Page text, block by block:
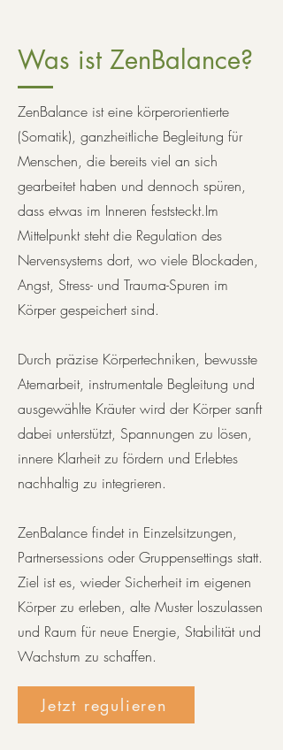
Was ist ZenBalance?
ZenBalance ist eine körperorientierte
(Somatik), ganzheitliche Begleitung für
Menschen, die bereits viel an sich
gearbeitet haben und dennoch spüren,
dass etwas im Inneren feststeckt.Im
Mittelpunkt steht die Regulation des
Nervensystems dort, wo viele Blockaden,
Angst, Stress- und Trauma-Spuren im
Körper gespeichert sind.
Durch präzise Körpertechniken, bewusste
Atemarbeit, instrumentale Begleitung und
ausgewählte Kräuter wird der Körper sanft
dabei unterstützt, Spannungen zu lösen,
innere Klarheit zu fördern und Erlebtes
nachhaltig zu integrieren.
ZenBalance findet in Einzelsitzungen,
Partnersessions oder Gruppensettings statt.
Ziel ist es, wieder Sicherheit im eigenen
Körper zu erleben, alte Muster loszulassen
und Raum für neue Energie, Stabilität und
Wachstum zu schaffen.
Jetzt regulieren